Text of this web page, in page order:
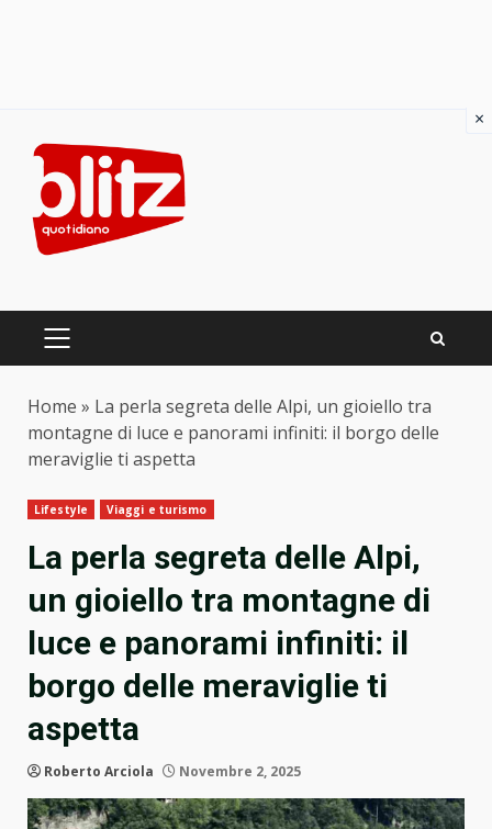
content
PRIMARY
Home » La perla segreta delle Alpi, un gioiello tra
montagne di luce e panorami infiniti: il borgo delle
meraviglie ti aspetta
Lifestyle Viaggi e turismo
La perla segreta delle Alpi,
un gioiello tra montagne di
luce e panorami infiniti: il
borgo delle meraviglie ti
aspetta
Roberto Arciola Novembre 2, 2025
×